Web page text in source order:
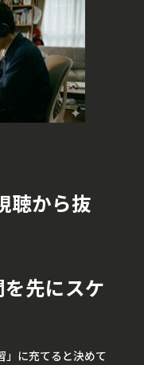
聴から抜
先にスケ
」に充てると決めて